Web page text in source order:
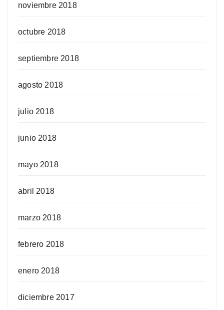
noviembre 2018
octubre 2018
septiembre 2018
agosto 2018
julio 2018
junio 2018
mayo 2018
abril 2018
marzo 2018
febrero 2018
enero 2018
diciembre 2017